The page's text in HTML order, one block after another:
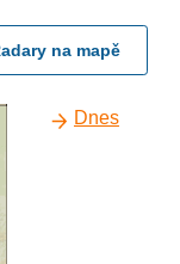
na mapě
Dnes